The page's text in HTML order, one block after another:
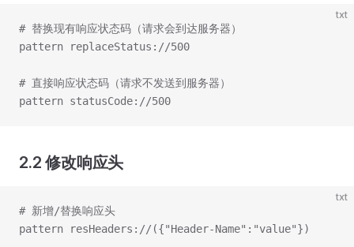
txt
# 替换现有响应状态码（请求会到达服务器）
pattern replaceStatus://500
# 直接响应状态码（请求不发送到服务器）
pattern statusCode://500
2.2 修改响应头
txt
# 新增/替换响应头
pattern resHeaders://({"Header-Name":"value"})